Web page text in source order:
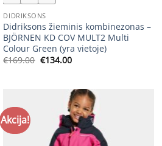
DIDRIKSONS
Didriksons žieminis kombinezonas –
BJÖRNEN KD COV MULT2 Multi
Colour Green (yra vietoje)
€169.00 Original
€134.00Current
Akcija!